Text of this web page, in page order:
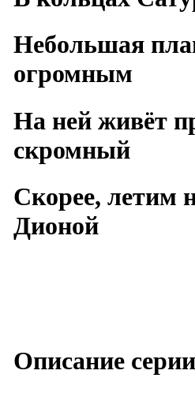
Небольшая
огромным
На ней живёт
скромный
Скорее, летим
Дионой
Описание серии